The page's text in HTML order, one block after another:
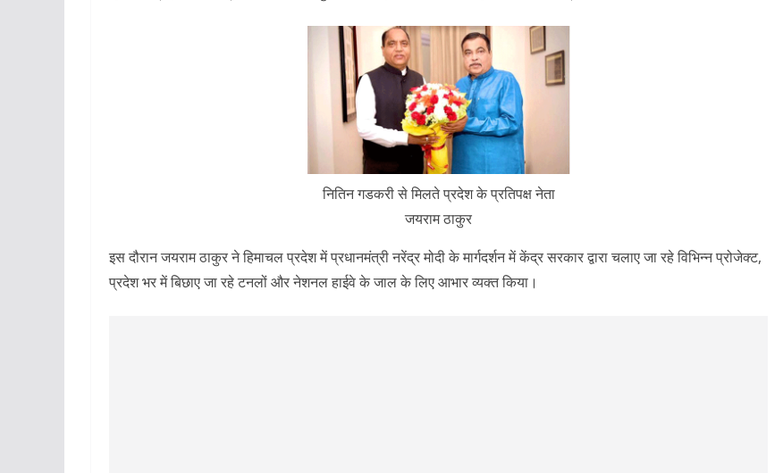
नितिन गडकरी से मिलते प्रदेश के प्रतिपक्ष नेता
जयराम ठाकुर
इस दौरान जयराम ठाकुर ने हिमाचल प्रदेश में प्रधानमंत्री नरेंद्र मोदी के मार्गदर्शन में केंद्र सरकार द्वारा चलाए जा रहे विभिन्न प्रोजेक्ट,
प्रदेश भर में बिछाए जा रहे टनलों और नेशनल हाईवे के जाल के लिए आभार व्यक्त किया।